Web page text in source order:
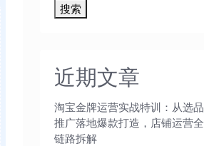
搜索
近期文章
淘宝金牌运营实战特训：从选品
推广落地爆款打造，店铺运营全
链路拆解